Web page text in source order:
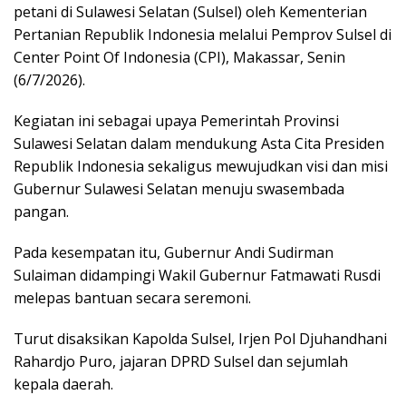
petani di Sulawesi Selatan (Sulsel) oleh Kementerian
Pertanian Republik Indonesia melalui Pemprov Sulsel di
Center Point Of Indonesia (CPI), Makassar, Senin
(6/7/2026).
Kegiatan ini sebagai upaya Pemerintah Provinsi
Sulawesi Selatan dalam mendukung Asta Cita Presiden
Republik Indonesia sekaligus mewujudkan visi dan misi
Gubernur Sulawesi Selatan menuju swasembada
pangan.
Pada kesempatan itu, Gubernur Andi Sudirman
Sulaiman didampingi Wakil Gubernur Fatmawati Rusdi
melepas bantuan secara seremoni.
Turut disaksikan Kapolda Sulsel, Irjen Pol Djuhandhani
Rahardjo Puro, jajaran DPRD Sulsel dan sejumlah
kepala daerah.